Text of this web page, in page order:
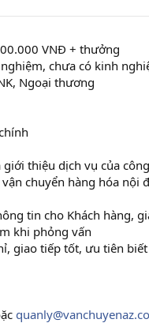
VNĐ + thưởng
chưa có kinh
Ngoại thương
thiệu dịch vụ của
chuyển hàng hóa nội
tin cho Khách hàng,
khi phỏng vấn
giao tiếp tốt, ưu tiên